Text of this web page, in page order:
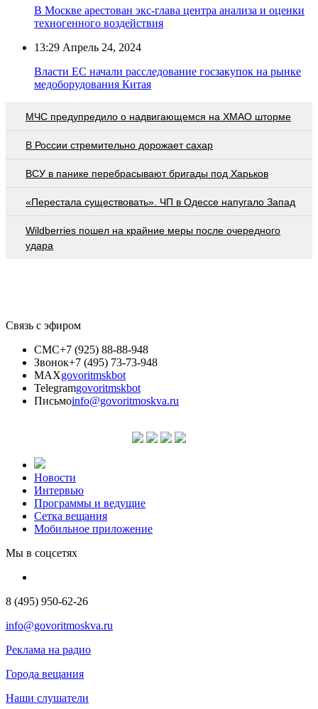
В Москве арестован экс-глава центра анализа и оценки
техногенного воздействия
13:29 Апрель 24, 2024
Власти ЕС начали расследование госзакупок на рынке
медоборудования Китая
МЧС предупредило о надвигающемся на ХМАО шторме
В России стремительно дорожает сахар
ВСУ в панике перебрасывают бригады под Харьков
«Перестала существовать». ЧП в Одессе напугало Запад
Wildberries пошел на крайние меры после очередного
удара
Связь с эфиром
СМС+7 (925) 88-88-948
Звонок+7 (495) 73-73-948
MAXgovoritmskbot
Telegramgovoritmskbot
Письмоinfo@govoritmoskva.ru
Новости
Интервью
Программы и ведущие
Сетка вещания
Мобильное приложение
Мы в соцсетях
8 (495) 950-62-26
info@govoritmoskva.ru
Реклама на радио
Города вещания
Наши слушатели